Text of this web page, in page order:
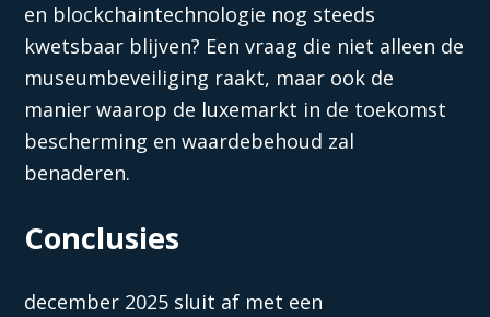
en blockchaintechnologie nog steeds
kwetsbaar blijven? Een vraag die niet alleen de
museumbeveiliging raakt, maar ook de
manier waarop de luxemarkt in de toekomst
bescherming en waardebehoud zal
benaderen.
Conclusies
december 2025 sluit af met een